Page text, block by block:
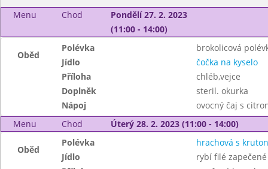
Menu Chod
Pondělí 27. 2. 2023
(11:00 - 14:00)
Oběd
Polévka
brokolicová
Jídlo
čočka na kyselo
Příloha
chléb,vejce
Doplněk
steril. okurka
Nápoj
ovocný čaj s
Menu
Chod Úterý 28. 2. 2023 (11:00 - 14:00)
Oběd
Polévka
hrachová s
Jídlo
rybí filé